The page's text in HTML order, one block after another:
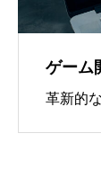
ゲーム
革新的